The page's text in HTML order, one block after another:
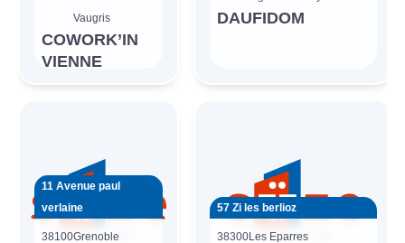
Vaugris
COWORK’IN
VIENNE
DAUFIDOM
11 Avenue paul
verlaine
38100Grenoble
57 Zi les berlioz
38300Les Eparres